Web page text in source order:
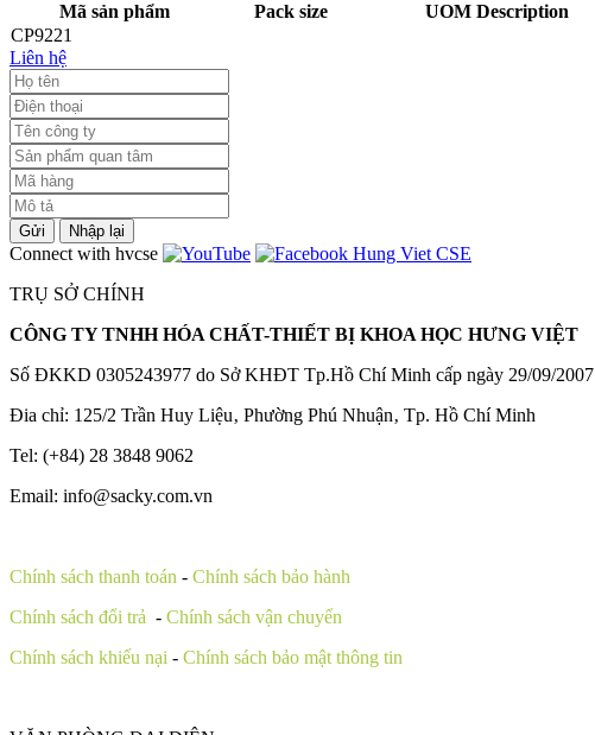
Mã sản phẩm Pack size UOM Description
CP9221
Liên hệ
Gửi Nhập lại
Connect with hvcse
TRỤ SỞ CHÍNH
CÔNG TY TNHH HÓA CHẤT-THIẾT BỊ KHOA HỌC HƯNG VIỆT
Số ĐKKD 0305243977 do Sở KHĐT Tp.Hồ Chí Minh cấp ngày 29/09/2007
Đia chỉ: 125/2 Trần Huy Liệu‚ Phường Phú Nhuận‚ Tp. Hồ Chí Minh
Tel: (+84) 28 3848 9062
Email: info@sacky.com.vn
Chính sách thanh toán - Chính sách bảo hành
Chính sách đổi trả - Chính sách vận chuyển
Chính sách khiếu nại - Chính sách bảo mật thông tin